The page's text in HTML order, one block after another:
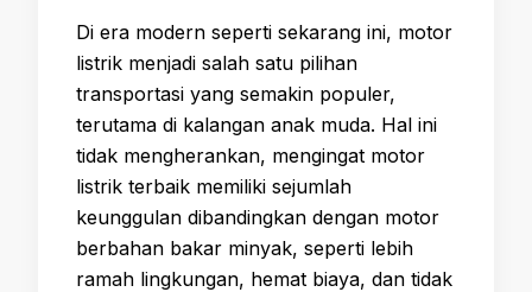
Di era modern seperti sekarang ini, motor
listrik menjadi salah satu pilihan
transportasi yang semakin populer,
terutama di kalangan anak muda. Hal ini
tidak mengherankan, mengingat motor
listrik terbaik memiliki sejumlah
keunggulan dibandingkan dengan motor
berbahan bakar minyak, seperti lebih
ramah lingkungan, hemat biaya, dan tidak